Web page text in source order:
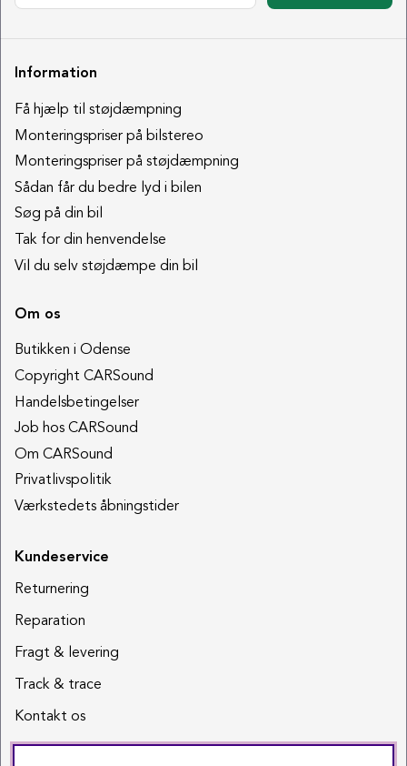
Information
Få hjælp til støjdæmpning
Monteringspriser på bilstereo
Monteringspriser på støjdæmpning
Sådan får du bedre lyd i bilen
Søg på din bil
Tak for din henvendelse
Vil du selv støjdæmpe din bil
Om os
Butikken i Odense
Copyright CARSound
Handelsbetingelser
Job hos CARSound
Om CARSound
Privatlivspolitik
Værkstedets åbningstider
Kundeservice
Returnering
Reparation
Fragt & levering
Track & trace
Kontakt os